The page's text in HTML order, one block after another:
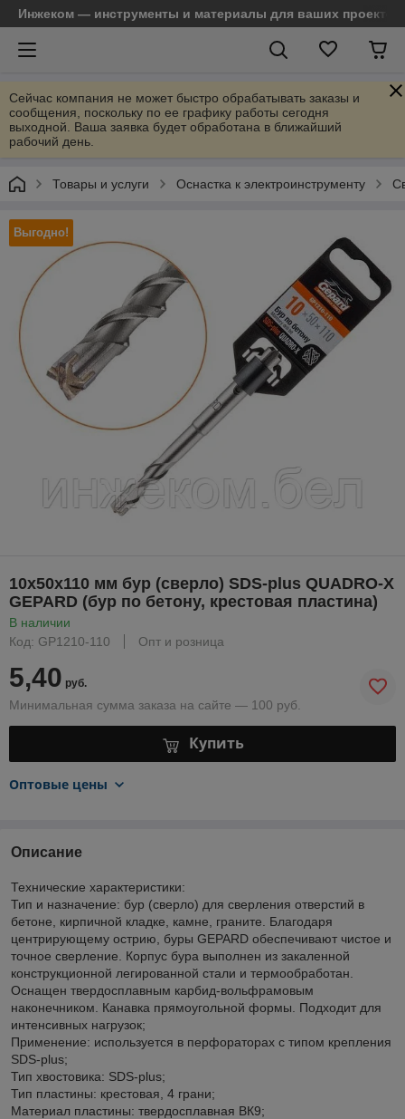
Инжеком — инструменты и материалы для ваших проектов
Сейчас компания не может быстро обрабатывать заказы и
сообщения, поскольку по ее графику работы сегодня
выходной. Ваша заявка будет обработана в ближайший
рабочий день.
Товары и услуги Оснастка к электроинструменту
Выгодно!
10х50х110 мм бур (сверло) SDS-plus QUADRO-X
GEPARD (бур по бетону, крестовая пластина)
В наличии
Код: GP1210-110
Опт и розница
5,40 руб.
Минимальная сумма заказа на сайте — 100 руб.
Купить
Оптовые цены
Описание
Технические характеристики:
Тип и назначение: бур (сверло) для сверления отверстий в
бетоне, кирпичной кладке, камне, граните. Благодаря
центрирующему острию, буры GEPARD обеспечивают чистое и
точное сверление. Корпус бура выполнен из закаленной
конструкционной легированной стали и термообработан.
Оснащен твердосплавным карбид-вольфрамовым
наконечником. Канавка прямоугольной формы. Подходит для
интенсивных нагрузок;
Применение: используется в перфораторах с типом крепления
SDS-plus;
Тип хвостовика: SDS-plus;
Тип пластины: крестовая, 4 грани;
Материал пластины: твердосплавная ВК9;